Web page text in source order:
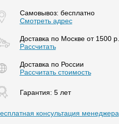
Самовывоз: бесплатно
Смотреть адрес
Доставка по Москве от 1500 р.
Расcчитать
Доставка по России
Рассчитать стоимость
Гарантия: 5 лет
консультация менеджера